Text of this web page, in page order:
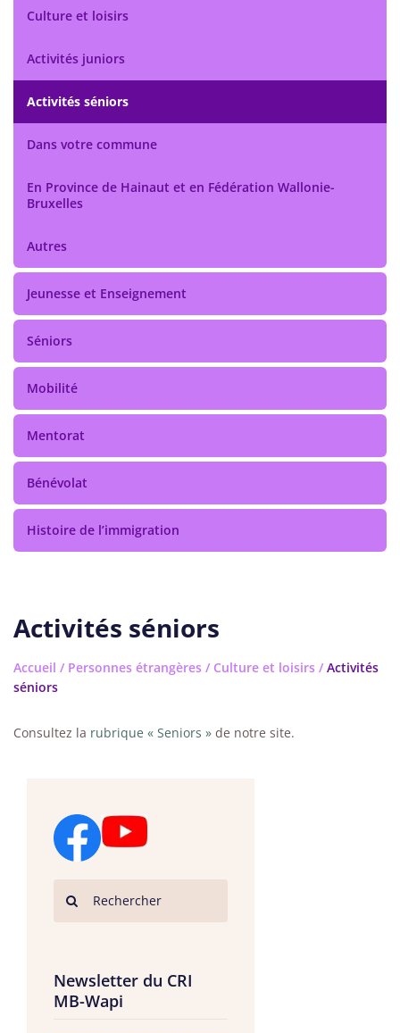
Culture et loisirs
Activités juniors
Activités séniors
Dans votre commune
En Province de Hainaut et en Fédération Wallonie-
Bruxelles
Autres
Jeunesse et Enseignement
Séniors
Mobilité
Mentorat
Bénévolat
Histoire de l’immigration
Activités séniors
Accueil / Personnes étrangères / Culture et loisirs / Activités
séniors
Consultez la rubrique « Seniors » de notre site.
Newsletter du CRI
MB-Wapi